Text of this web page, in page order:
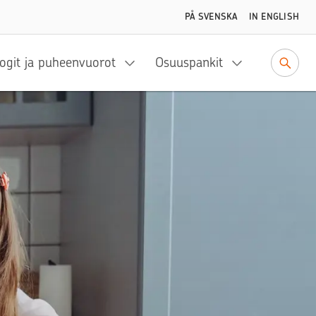
PÅ SVENSKA IN ENGLISH
ja puheenvuorot Osuuspankit